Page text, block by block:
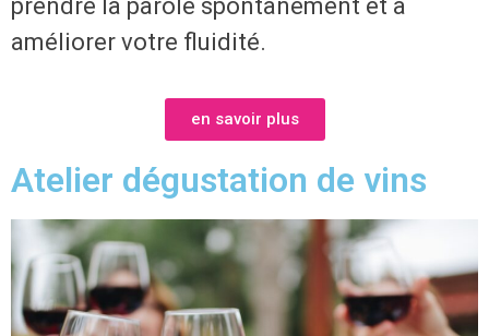
prendre la parole spontanément et à
améliorer votre fluidité.
en savoir plus
Atelier dégustation de vins